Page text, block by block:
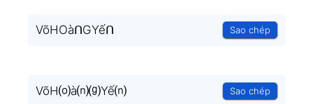
VõHOàᑎGYếᑎ Sao chép
VõH⒪à⒩⒢Yế⒩ Sao chép